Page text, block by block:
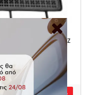
με Mercedes Benz
1τμχ